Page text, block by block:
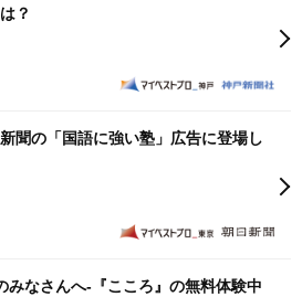
？
聞の「国語に強い塾」広告に登場し
みなさんへ‐『こころ』の無料体験中